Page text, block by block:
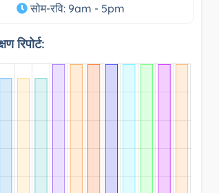
सोम-रवि: 9am - 5pm
रिपोर्ट: